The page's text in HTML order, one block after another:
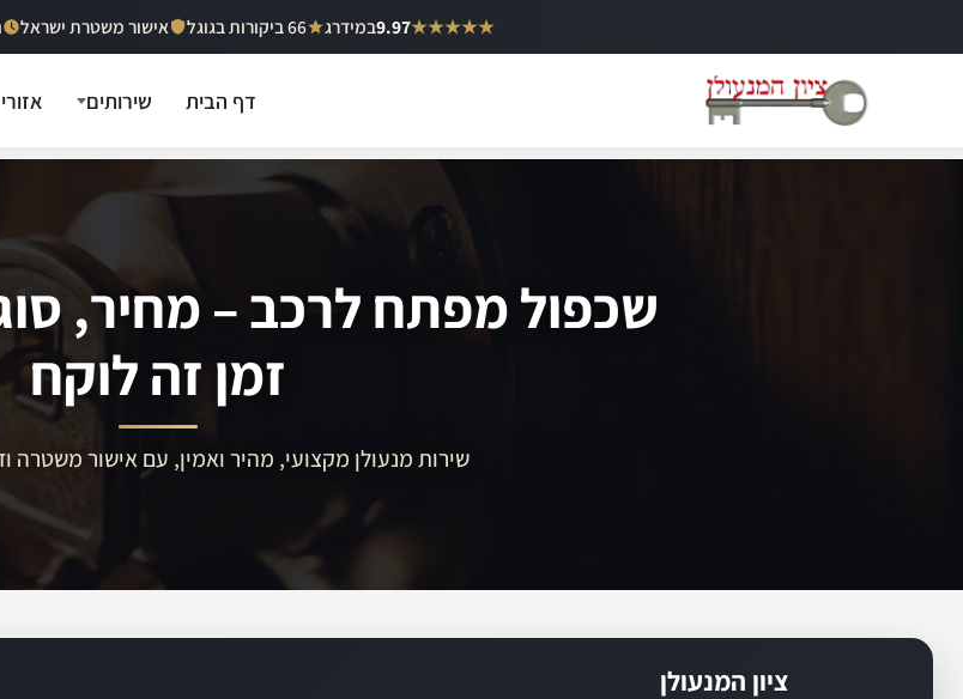
לתוכן
★★★★★
9.97במידרג 66 ביקורות בגוגל אישור משטרת ישראל
דף הבית שירותים
שכפול מפתח לרכב – מחיר,
זמן זה לוקח
שירות מנעולן מקצועי, מהיר ואמין, עם אישור משטרה ודירוג 9.97
ציון המנעולן